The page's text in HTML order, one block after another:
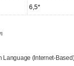
6,5*
Language (Internet-